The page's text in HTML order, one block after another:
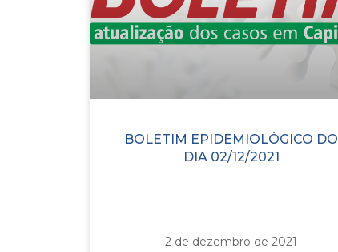
BOLETIM EPIDEMIOLÓGICO DO
DIA 02/12/2021
2 de dezembro de 2021